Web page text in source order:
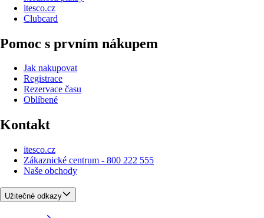
itesco.cz
Clubcard
Pomoc s prvním nákupem
Jak nakupovat
Registrace
Rezervace času
Oblíbené
Kontakt
itesco.cz
Zákaznické centrum - 800 222 555
Naše obchody
Užitečné odkazy